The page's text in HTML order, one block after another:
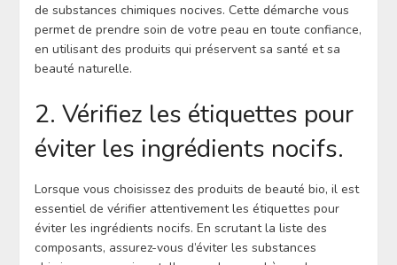
de substances chimiques nocives. Cette démarche vous
permet de prendre soin de votre peau en toute confiance,
en utilisant des produits qui préservent sa santé et sa
beauté naturelle.
2. Vérifiez les étiquettes pour
éviter les ingrédients nocifs.
Lorsque vous choisissez des produits de beauté bio, il est
essentiel de vérifier attentivement les étiquettes pour
éviter les ingrédients nocifs. En scrutant la liste des
composants, assurez-vous d’éviter les substances